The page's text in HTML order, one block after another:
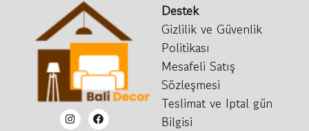
Destek
Gizlilik ve Güvenlik
Politikası
Mesafeli Satış
Sözleşmesi
Teslimat ve Iptal gün
Bilgisi